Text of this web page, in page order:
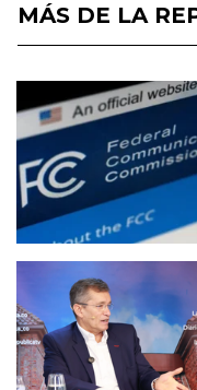
MÁS DE LA